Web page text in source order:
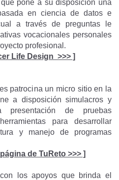
pone a su disposición una
en ciencia de datos e
a través de preguntas le
vocacionales personales
profesional.
Life Design >>> ]
patrocina un micro sitio en la
a disposición simulacros y
presentación de pruebas
para desarrollar
y manejo de programas
de TuReto >>> ]
los apoyos que brinda el